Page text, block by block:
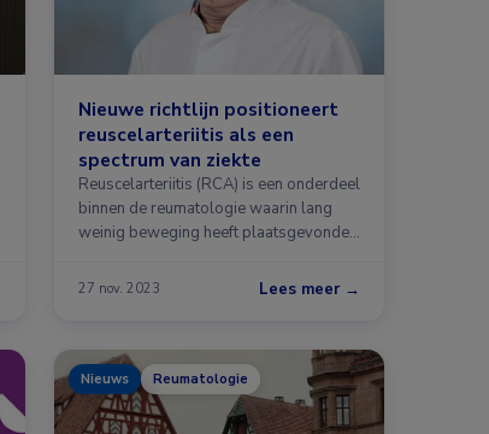
Nieuwe richtlijn positioneert
reuscelarteriitis als een
spectrum van ziekte
Reuscelarteriitis (RCA) is een onderdeel
binnen de reumatologie waarin lang
weinig beweging heeft plaatsgevonden
27 nov. 2023 Lees meer →
Nieuws Reumatologie